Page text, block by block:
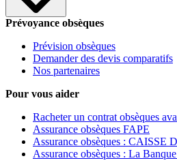
Prévoyance obsèques
Prévision obsèques
Demander des devis comparatifs
Nos partenaires
Pour vous aider
Racheter un contrat obsèques
Assurance obsèques FAPE
Assurance obsèques : CAISSE
Assurance obsèques : La